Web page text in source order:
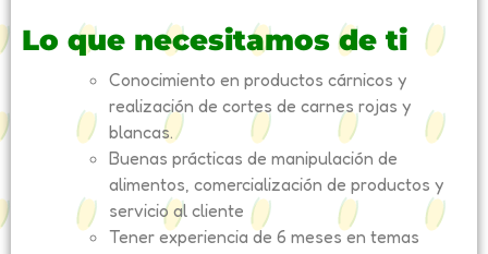
Lo que necesitamos de ti
Conocimiento en productos cárnicos y
realización de cortes de carnes rojas y
blancas.
Buenas prácticas de manipulación de
alimentos, comercialización de productos y
servicio al cliente
Tener experiencia de 6 meses en temas